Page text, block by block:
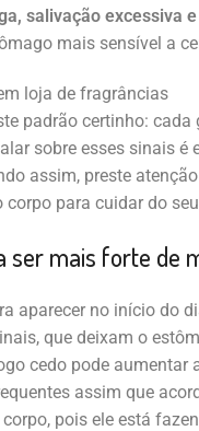
salivação excessiva
mais sensível a
padrão certinho:
sobre esses sinais é
assim, preste
para cuidar do
ser mais forte de
aparecer no início do
que deixam o
cedo pode aumentar
assim que
pois ele está